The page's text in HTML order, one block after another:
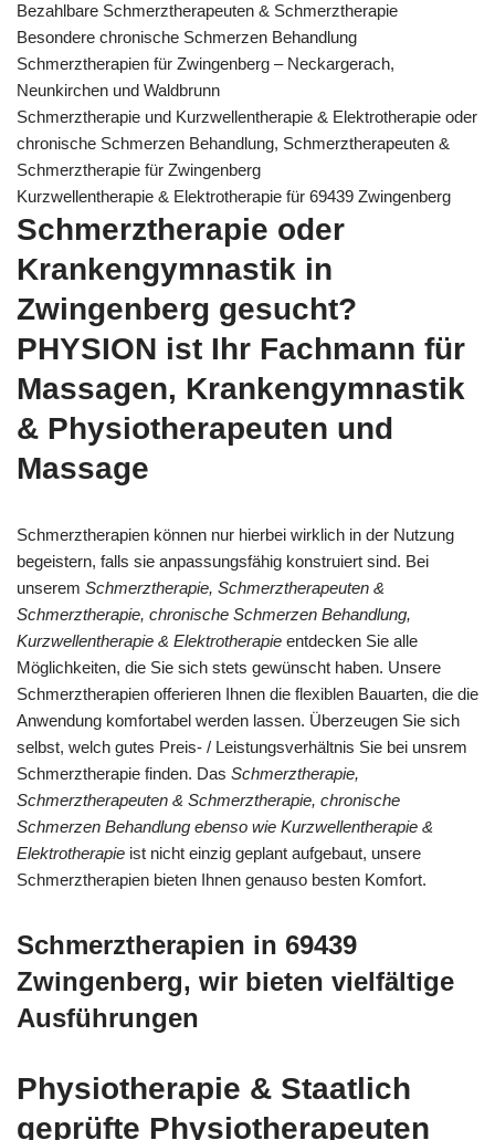
Bezahlbare Schmerztherapeuten & Schmerztherapie
Besondere chronische Schmerzen Behandlung
Schmerztherapien für Zwingenberg – Neckargerach,
Neunkirchen und Waldbrunn
Schmerztherapie und Kurzwellentherapie & Elektrotherapie oder
chronische Schmerzen Behandlung, Schmerztherapeuten &
Schmerztherapie für Zwingenberg
Kurzwellentherapie & Elektrotherapie für 69439 Zwingenberg
Schmerztherapie oder
Krankengymnastik in
Zwingenberg gesucht?
PHYSION ist Ihr Fachmann für
Massagen, Krankengymnastik
& Physiotherapeuten und
Massage
Schmerztherapien können nur hierbei wirklich in der Nutzung
begeistern, falls sie anpassungsfähig konstruiert sind. Bei
unserem Schmerztherapie, Schmerztherapeuten &
Schmerztherapie, chronische Schmerzen Behandlung,
Kurzwellentherapie & Elektrotherapie entdecken Sie alle
Möglichkeiten, die Sie sich stets gewünscht haben. Unsere
Schmerztherapien offerieren Ihnen die flexiblen Bauarten, die die
Anwendung komfortabel werden lassen. Überzeugen Sie sich
selbst, welch gutes Preis- / Leistungsverhältnis Sie bei unsrem
Schmerztherapie finden. Das Schmerztherapie,
Schmerztherapeuten & Schmerztherapie, chronische
Schmerzen Behandlung ebenso wie Kurzwellentherapie &
Elektrotherapie ist nicht einzig geplant aufgebaut, unsere
Schmerztherapien bieten Ihnen genauso besten Komfort.
Schmerztherapien in 69439
Zwingenberg, wir bieten vielfältige
Ausführungen
Physiotherapie & Staatlich
geprüfte Physiotherapeuten